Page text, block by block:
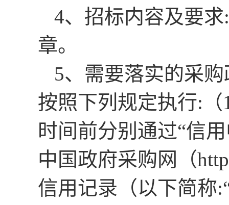
4、招标内容及要求:
章。
5、需要落实的采
按照下列规定执行: （
时间前分别通过“信
中国政府采购网（
信用记录（以下简称: